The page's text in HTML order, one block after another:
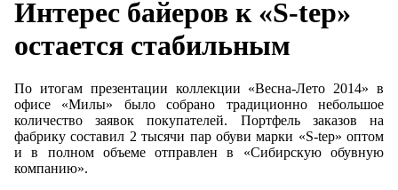
Интерес байеров к «S-tep»
остается стабильным
По итогам презентации коллекции «Весна-Лето 2014» в
офисе «Милы» было собрано традиционно небольшое
количество заявок покупателей. Портфель заказов на
фабрику составил 2 тысячи пар обуви марки «S-tep» оптом
и в полном объеме отправлен в «Сибирскую обувную
компанию».